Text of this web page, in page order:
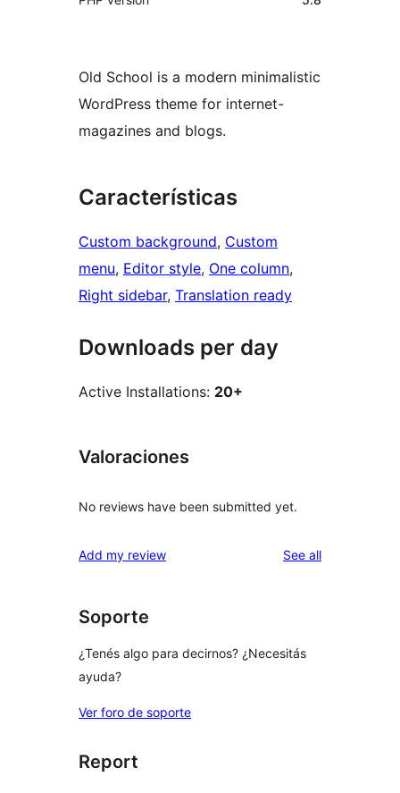
Old School is a modern minimalistic
WordPress theme for internet-
magazines and blogs.
Características
Custom background, Custom
menu, Editor style, One column
Right sidebar, Translation ready
Downloads per day
Active Installations: 20+
Valoraciones
No reviews have been submitted yet.
Add my review See allreviews
Soporte
¿Tenés algo para decirnos? ¿Necesitás
ayuda?
Ver foro de soporte
Report